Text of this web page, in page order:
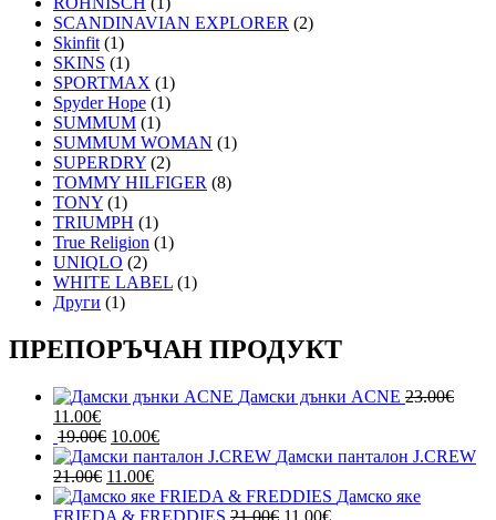
SCANDINAVIAN EXPLORER (2)
Skinfit (1)
SKINS (1)
SPORTMAX (1)
Spyder Hope (1)
SUMMUM (1)
SUMMUM WOMAN (1)
SUPERDRY (2)
TOMMY HILFIGER (8)
TONY (1)
TRIUMPH (1)
True Religion (1)
UNIQLO (2)
WHITE LABEL (1)
Други (1)
ПРЕПОРЪЧАН ПРОДУКТ
Дамски дънки ACNE 23.00€
Original
price
was:
23.00€.
11.00€Текущата
цена
е:
11.00€.
19.00€ Original
price
was:
19.00€.
10.00€Текущата
цена
10.00€.
Дамски панталон J.CREW
21.00€ Original
price
was:
11.00€Текущата
цена
е:
Дамско яке
FRIEDA & FREDDIES 21.00€ Original
11.00€Текущата